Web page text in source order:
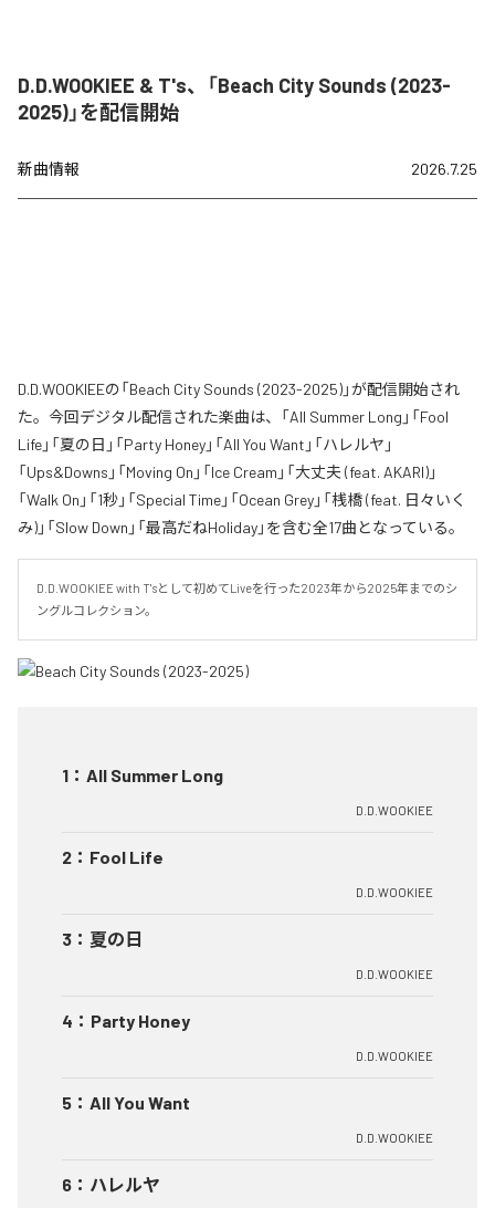
D.D.WOOKIEE & T's、「Beach City Sounds (2023-
2025)」を配信開始
新曲情報 2026.7.25
D.D.WOOKIEEの「Beach City Sounds (2023-2025)」が配信開始され
た。今回デジタル配信された楽曲は、「All Summer Long」「Fool
Life」「夏の日」「Party Honey」「All You Want」「ハレルヤ」
「Ups&Downs」「Moving On」「Ice Cream」「大丈夫 (feat. AKARI)」
「Walk On」「1秒」「Special Time」「Ocean Grey」「桟橋 (feat. 日々いく
み)」「Slow Down」「最高だねHoliday」を含む全17曲となっている。
D.D.WOOKIEE with T'sとして初めてLiveを行った2023年から2025年までのシ
ングルコレクション。
1 ： All Summer Long
D.D.WOOKIEE
2 ： Fool Life
D.D.WOOKIEE
3 ： 夏の日
D.D.WOOKIEE
4 ： Party Honey
D.D.WOOKIEE
5 ： All You Want
D.D.WOOKIEE
6 ： ハレルヤ